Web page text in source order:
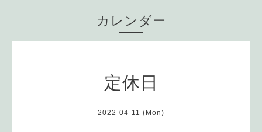
カレンダー
定休日
2022-04-11 (Mon)